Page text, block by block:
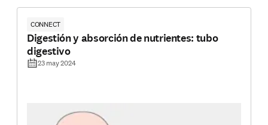
CONNECT
Digestión y absorción de nutrientes: tubo
digestivo
23 may 2024